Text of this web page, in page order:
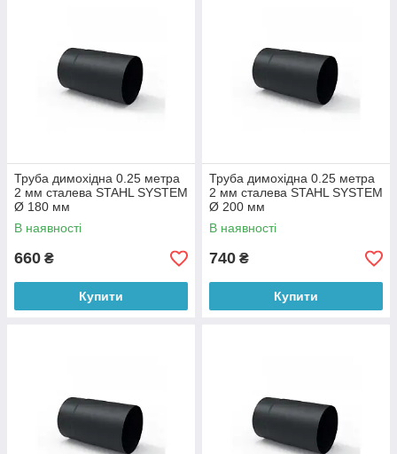
Труба димохідна 0.25 метра
2 мм сталева STAHL SYSTEM
Ø 180 мм
В наявності
660 ₴
Купити
Труба димохідна 0.25 метра
2 мм сталева STAHL SYSTEM
Ø 200 мм
В наявності
740 ₴
Купити